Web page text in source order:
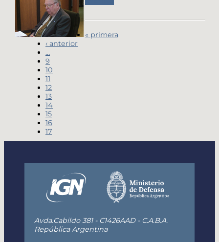
« primera
‹ anterior
…
9
10
11
12
13
14
15
16
17
Avda.Cabildo 381 - C1426AAD - C.A.B.A.
República Argentina